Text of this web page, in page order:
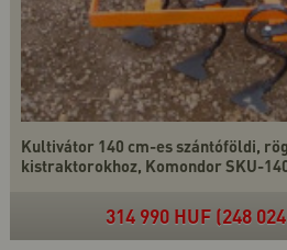
Kultivátor 140 cm-es szántóföldi,
kistraktorokhoz, Komondor SKU-
314 990 HUF (248